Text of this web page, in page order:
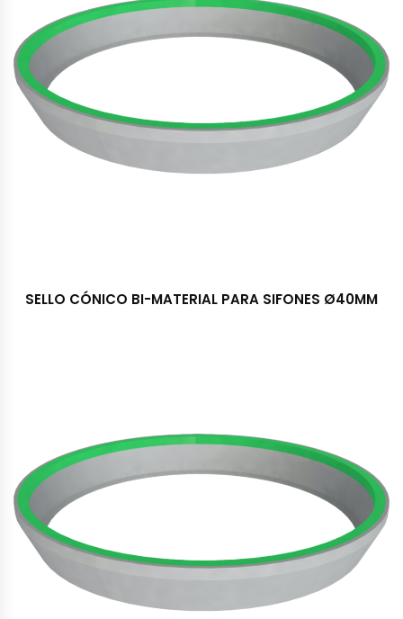
SELLO CÓNICO BI-MATERIAL PARA SIFONES Ø40MM